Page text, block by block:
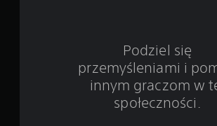
Podziel się
przemyśleniami i
innym graczom w
społeczności.